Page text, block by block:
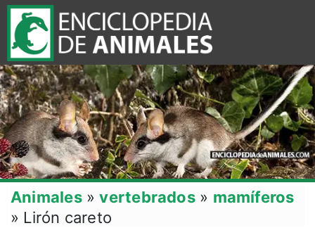
Animales»vertebrados» mamíferos
» Lirón careto